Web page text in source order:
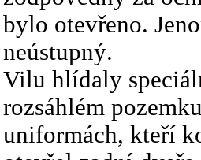
bylo otevřeno.
neústupný.
Vilu hlídaly
rozsáhlém
uniformách, kteří